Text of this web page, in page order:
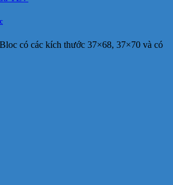
có các kích thước 37×68, 37×70 và có